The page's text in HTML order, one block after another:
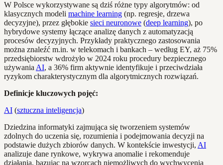
W Polsce wykorzystywane są dziś różne typy algorytmów: od
klasycznych modeli machine learning (np. regresje, drzewa
decyzyjne), przez głębokie sieci neuronowe (deep learning), po
hybrydowe systemy łączące analizę danych z automatyzacją
procesów decyzyjnych. Przykłady praktycznego zastosowania
można znaleźć m.in. w telekomach i bankach – według EY, aż 75%
przedsiębiorstw wdrożyło w 2024 roku procedury bezpiecznego
używania AI, a 36% firm aktywnie identyfikuje i przeciwdziała
ryzykom charakterystycznym dla algorytmicznych rozwiązań.
Definicje kluczowych pojęć:
AI (sztuczna inteligencja)
Dziedzina informatyki zajmująca się tworzeniem systemów
zdolnych do uczenia się, rozumienia i podejmowania decyzji na
podstawie dużych zbiorów danych. W kontekście inwestycji, AI
analizuje dane rynkowe, wykrywa anomalie i rekomenduje
działania, bazując na wzorcach niemożliwych do wychwycenia